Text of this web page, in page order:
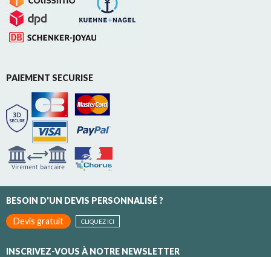
PAIEMENT SECURISE
BESOIN D'UN DEVIS PERSONNALISÉ ?
Devis gratuit
CLIQUEZ ICI
INSCRIVEZ-VOUS À NOTRE NEWSLETTER